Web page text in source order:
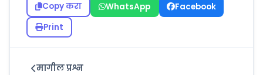
Copy करा WhatsApp
Facebook
Print
मागील प्रश्न